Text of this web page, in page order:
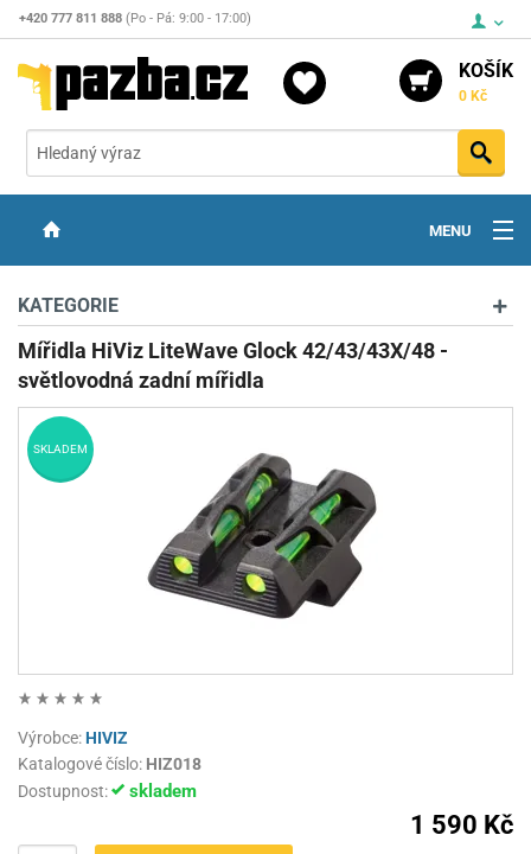
+420 777 811 888 (Po - Pá: 9:00 - 17:00)
KOŠÍK
0 Kč
MENU
OPTIKA
STŘELIVO
PŘÍSLUŠENSTVÍ
DETEKTORY KOVŮ
KATEGORIE
Mířidla HiViz LiteWave Glock 42/43/43X/48 -
světlovodná zadní mířidla
SKLADEM
Výrobce:HIVIZ
Katalogové číslo: HIZ018
Dostupnost:
skladem
1 590 Kč